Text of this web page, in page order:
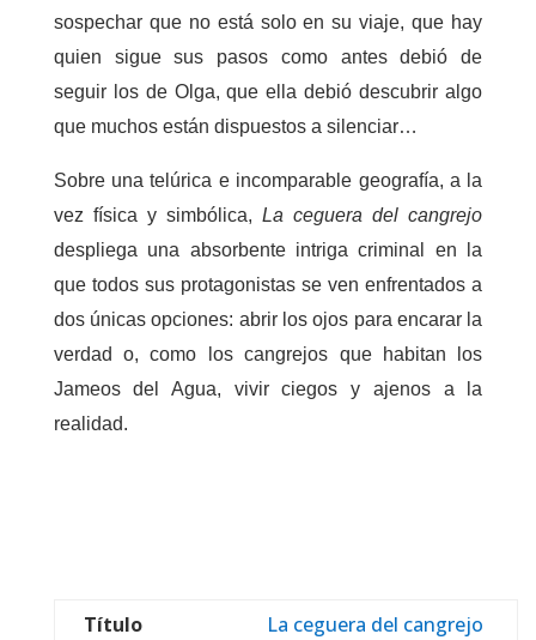
sospechar que no está solo en su viaje, que hay
quien sigue sus pasos como antes debió de
seguir los de Olga, que ella debió descubrir algo
que muchos están dispuestos a silenciar…
Sobre una telúrica e incomparable geografía, a la
vez física y simbólica,La ceguera del cangrejo
despliega una absorbente intriga criminal en la
que todos sus protagonistas se ven enfrentados a
dos únicas opciones: abrir los ojos para encarar la
verdad o, como los cangrejos que habitan los
Jameos del Agua, vivir ciegos y ajenos a la
realidad.
Título
La ceguera del cangrejo